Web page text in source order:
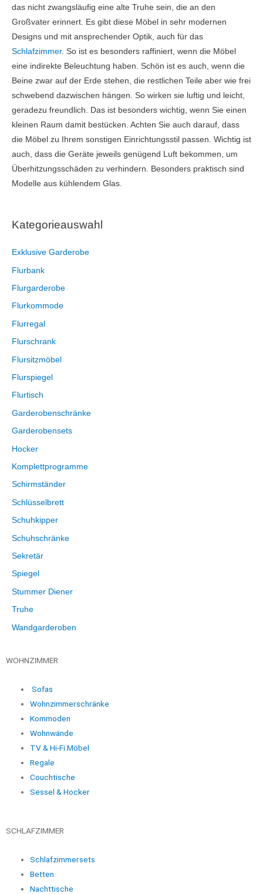
Kategorieauswahl
Exklusive Garderobe
Flurbank
Flurgarderobe
Flurkommode
Flurregal
Flurschrank
Flursitzmöbel
Flurspiegel
Flurtisch
Garderobenschränke
Garderobensets
Hocker
Komplettprogramme
Schirmständer
Schlüsselbrett
Schuhkipper
Schuhschränke
Sekretär
Spiegel
Stummer Diener
Truhe
Wandgarderoben
das nicht zwangsläufig eine alte Truhe sein, die an den
Großvater erinnert. Es gibt diese Möbel in sehr modernen
Designs und mit ansprechender Optik, auch für das
Schlafzimmer. So ist es besonders raffiniert, wenn die Möbel
eine indirekte Beleuchtung haben. Schön ist es auch, wenn die
Beine zwar auf der Erde stehen, die restlichen Teile aber wie frei
schwebend dazwischen hängen. So wirken sie luftig und leicht,
geradezu freundlich. Das ist besonders wichtig, wenn Sie einen
kleinen Raum damit bestücken. Achten Sie auch darauf, dass
die Möbel zu Ihrem sonstigen Einrichtungsstil passen. Wichtig ist
auch, dass die Geräte jeweils genügend Luft bekommen, um
Überhitzungsschäden zu verhindern. Besonders praktisch sind
Modelle aus kühlendem Glas.
WOHNZIMMER
Sofas
Wohnzimmerschränke
Kommoden
Wohnwände
TV & Hi-Fi Möbel
Regale
Couchtische
Sessel & Hocker
SCHLAFZIMMER
Schlafzimmersets
Betten
Nachttische